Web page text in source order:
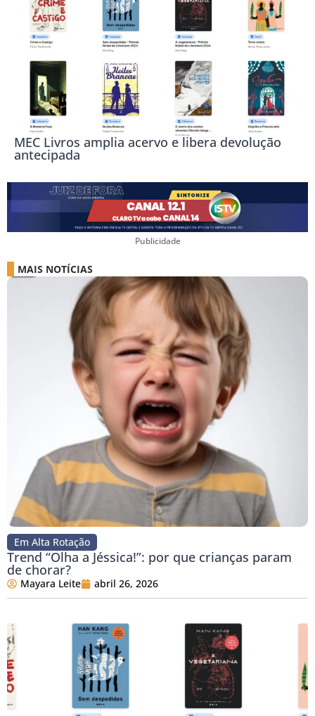
MEC Livros amplia acervo e libera devolução
antecipada
Publicidade
MAIS NOTÍCIAS
Em Alta Rotação
Trend “Olha a Jéssica!”: por que crianças param
de chorar?
Mayara Leite abril 26, 2026